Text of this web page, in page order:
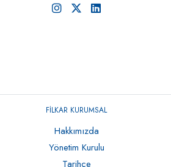
FİLKAR KURUMSAL
Hakkımızda
Yönetim Kurulu
Tarihçe